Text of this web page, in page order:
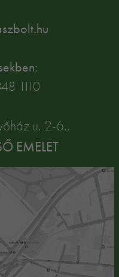
1110
u. 2-6.,
EMELET